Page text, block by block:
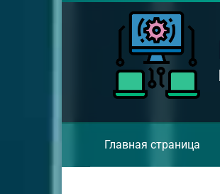
Главная страница